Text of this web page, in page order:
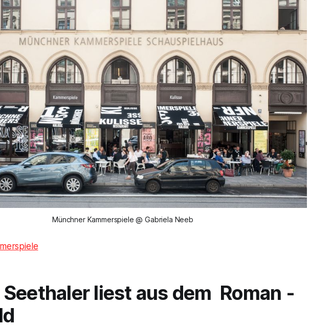
Münchner Kammerspiele @ Gabriela Neeb
liest aus dem Roman -